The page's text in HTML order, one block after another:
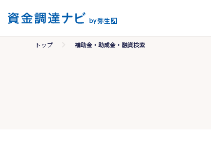
トップ 補助金・助成金・融資検索